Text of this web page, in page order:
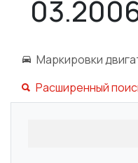
Маркировки
Расширенный